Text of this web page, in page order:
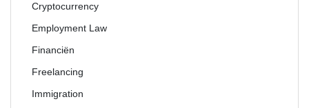
Cryptocurrency
Employment Law
Financiën
Freelancing
Immigration